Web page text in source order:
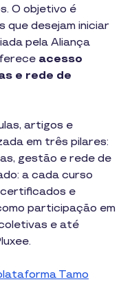
O objetivo é
desejam iniciar
pela Aliança
acesso
e rede de
artigos e
em três pilares:
gestão e rede de
a cada curso
certificados e
participação em
e até
Tamo